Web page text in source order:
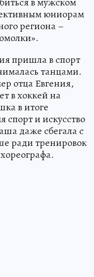
юниорам
региона –
пришла в спорт
танцами.
отца Евгения,
в хоккей на
в итоге
спорт и искусство
даже сбегала с
ради тренировок